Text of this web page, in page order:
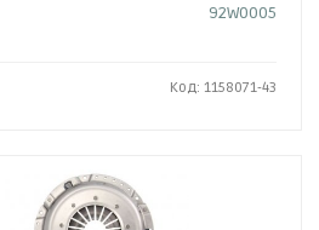
92W0005
Код: 1158071-43